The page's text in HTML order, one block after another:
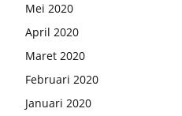
Mei 2020
April 2020
Maret 2020
Februari 2020
Januari 2020